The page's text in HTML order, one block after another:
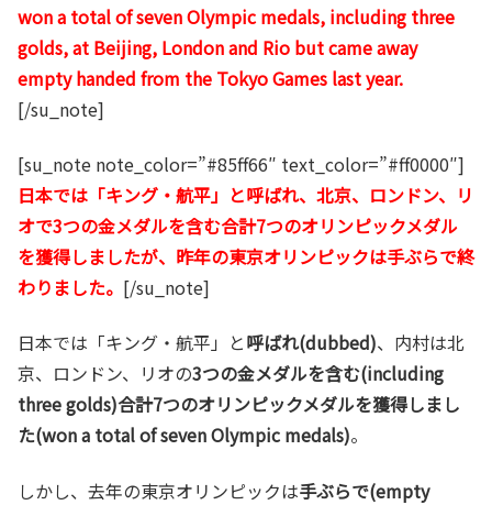
won a total of seven Olympic medals, including three
golds, at Beijing, London and Rio but came away
empty handed from the Tokyo Games last year.
[/su_note]
[su_note note_color=”#85ff66″ text_color=”#ff0000″]
日本では「キング・航平」と呼ばれ、北京、ロンドン、リ
オで3つの金メダルを含む合計7つのオリンピックメダル
を獲得しましたが、昨年の東京オリンピックは手ぶらで終
わりました。 [/su_note]
日本では「キング・航平」と呼ばれ(dubbed)、内村は北
京、ロンドン、リオの3つの金メダルを含む(including
three golds)合計7つのオリンピックメダルを獲得しまし
た(won a total of seven Olympic medals)。
しかし、去年の東京オリンピックは手ぶらで(empty